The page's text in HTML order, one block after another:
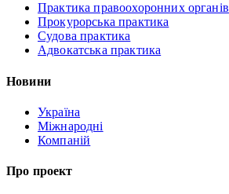
Практика правоохоронних органів
Прокурорська практика
Судова практика
Адвокатська практика
Новини
Україна
Міжнародні
Компаній
Про проект